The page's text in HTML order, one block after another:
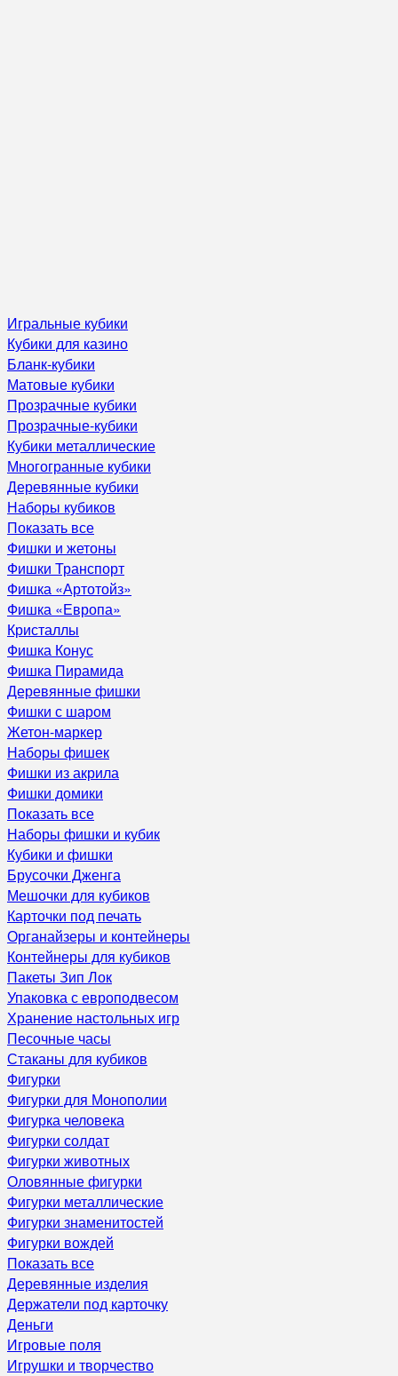
Игральные кубики
Кубики для казино
Бланк-кубики
Матовые кубики
Прозрачные кубики
Прозрачные-кубики
Кубики металлические
Многогранные кубики
Деревянные кубики
Наборы кубиков
Показать все
Фишки и жетоны
Фишки Транспорт
Фишка «Артотойз»
Фишка «Европа»
Кристаллы
Фишка Конус
Фишка Пирамида
Деревянные фишки
Фишки с шаром
Жетон-маркер
Наборы фишек
Фишки из акрила
Фишки домики
Показать все
Наборы фишки и кубик
Кубики и фишки
Брусочки Дженга
Мешочки для кубиков
Карточки под печать
Органайзеры и контейнеры
Контейнеры для кубиков
Пакеты Зип Лок
Упаковка с европодвесом
Хранение настольных игр
Песочные часы
Стаканы для кубиков
Фигурки
Фигурки для Монополии
Фигурка человека
Фигурки солдат
Фигурки животных
Оловянные фигурки
Фигурки металлические
Фигурки знаменитостей
Фигурки вождей
Показать все
Деревянные изделия
Держатели под карточку
Деньги
Игровые поля
Игрушки и творчество